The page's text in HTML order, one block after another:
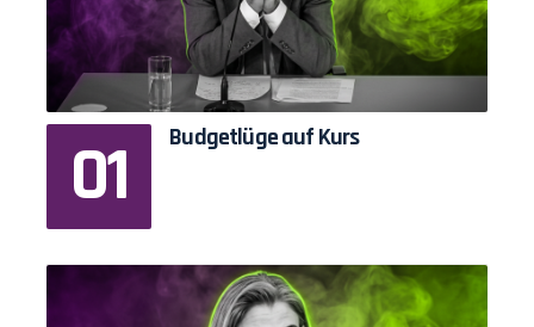
Budgetlüge auf Kurs